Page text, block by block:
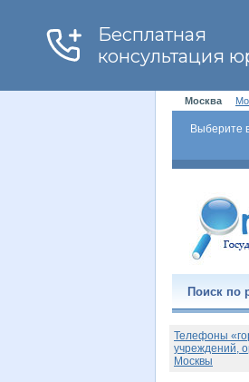
Москва
Выберите
Поиск по
Телефоны
учреждений,
Москвы